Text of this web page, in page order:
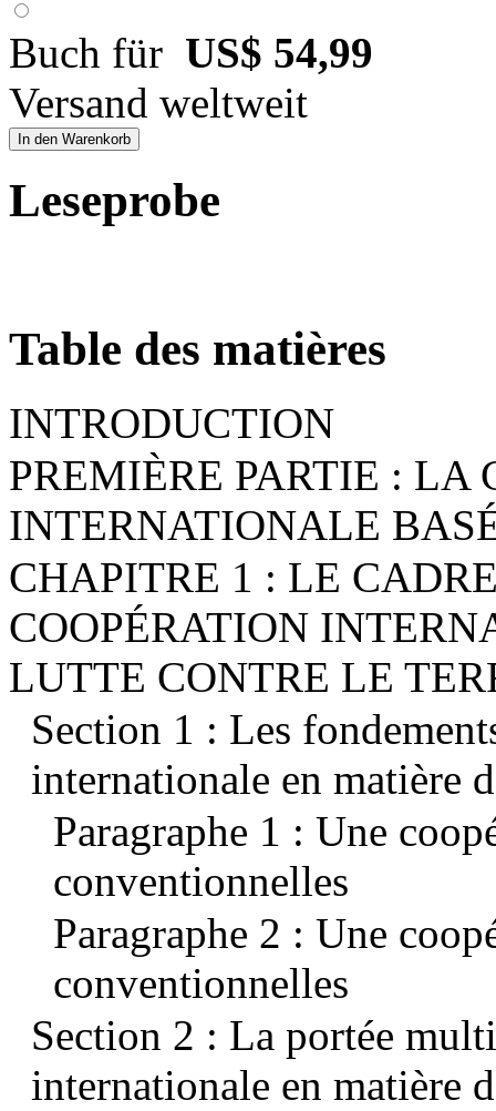
Buch für US$ 54,99
Versand weltweit
In den Warenkorb
Leseprobe
Table des matières
INTRODUCTION
PREMIÈRE PARTIE : LA
INTERNATIONALE
CHAPITRE 1 : LE
COOPÉRATION
LUTTE CONTRE LE
Section 1 : Les
internationale en matière
Paragraphe 1 : Une
conventionnelles
Paragraphe 2 : Une
conventionnelles
Section 2 : La portée
internationale en matière